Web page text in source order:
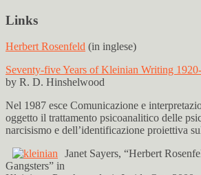
Links
Herbert Rosenfeld (in inglese)
Seventy-five Years of Kleinian Writing
by R. D. Hinshelwood
Nel 1987 esce Comunicazione e
oggetto il trattamento psicoanalitico delle
narcisismo e dell’identificazione proiettiva
Janet Sayers, “Herbert
Gangsters” in